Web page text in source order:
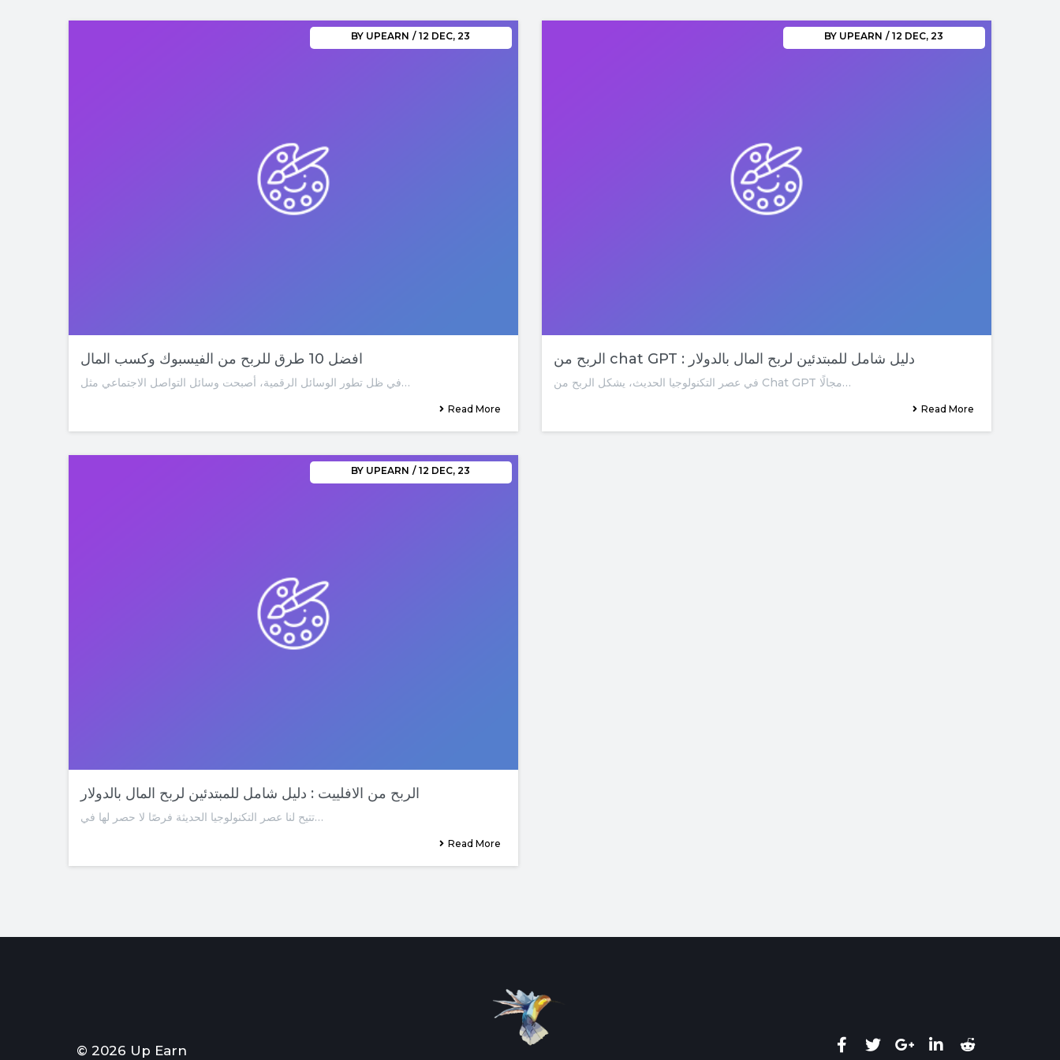
افضل 10 طرق للربح من الفيسبوك وكسب المال
BY UPEARN / 12 DEC, 23
في ظل تطور الوسائل الرقمية، أصبحت وسائل التواصل الاجتماعي مثل…
Read More
الربح من chat GPT : دليل شامل للمبتدئين لربح المال بالدولار
BY UPEARN / 12 DEC, 23
في عصر التكنولوجيا الحديث، يشكل الربح من Chat GPT مجالًا…
Read More
الربح من الافلييت : دليل شامل للمبتدئين لربح المال بالدولار
BY UPEARN / 12 DEC, 23
تتيح لنا عصر التكنولوجيا الحديثة فرصًا لا حصر لها في…
Read More
© 2026 Up Earn